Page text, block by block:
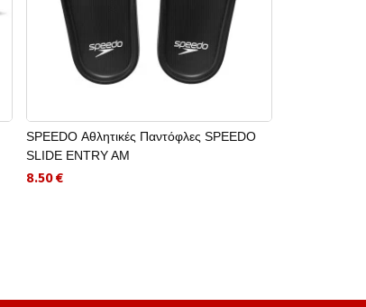
SPEEDO Αθλητικές Παντόφλες SPEEDO
SLIDE ENTRY AM
8.50 €